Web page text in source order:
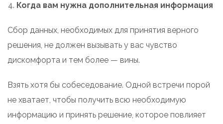
Когда вам нужна дополнительная информация
Сбор данных, необходимых для принятия верного
решения, не должен вызывать у вас чувство
дискомфорта и тем более — вины.
Взять хотя бы собеседование. Одной встречи порой
не хватает, чтобы получить всю необходимую
информацию и принять решение, которое повлияет